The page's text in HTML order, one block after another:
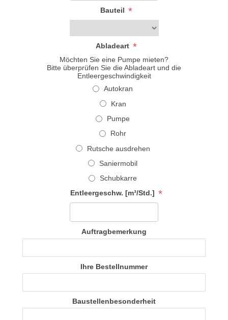
Bauteil *
Abladeart *
Möchten Sie eine Pumpe mieten?
Bitte überprüfen Sie die Abladeart und die
Entleergeschwindigkeit
Autokran
Kran
Pumpe
Rohr
Rutsche ausdrehen
Saniermobil
Schubkarre
Entleergeschw. [m³/Std.] *
Auftragbemerkung
Ihre Bestellnummer
Baustellenbesonderheit